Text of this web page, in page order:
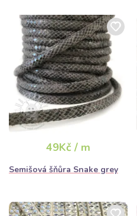
49Kč / m
Semišová šňůra Snake grey